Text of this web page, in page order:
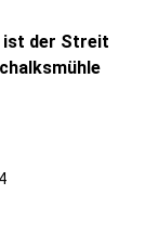
ist der Streit